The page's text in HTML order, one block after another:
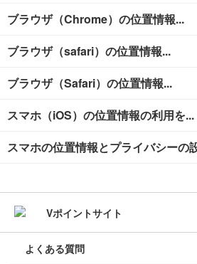
ブラウザ（Chrome）の位置情報...
ブラウザ（safari）の位置情報...
ブラウザ（Safari）の位置情報...
スマホ（iOS）の位置情報の利用を...
スマホの位置情報とプライバシーの
よくある質問